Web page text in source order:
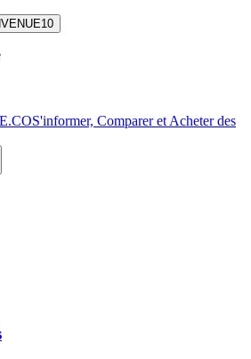
S'informer, Comparer et Acheter des